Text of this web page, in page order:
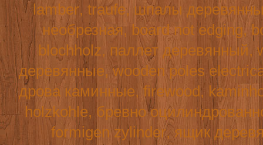
lamber,traufe, шпалы
необрезная, board not edging,
blochholz, паллет деревянный,
деревянные,wooden poles
дрова каминные,firewood,
holzkohle, бревно
formigen zylinder, ящик